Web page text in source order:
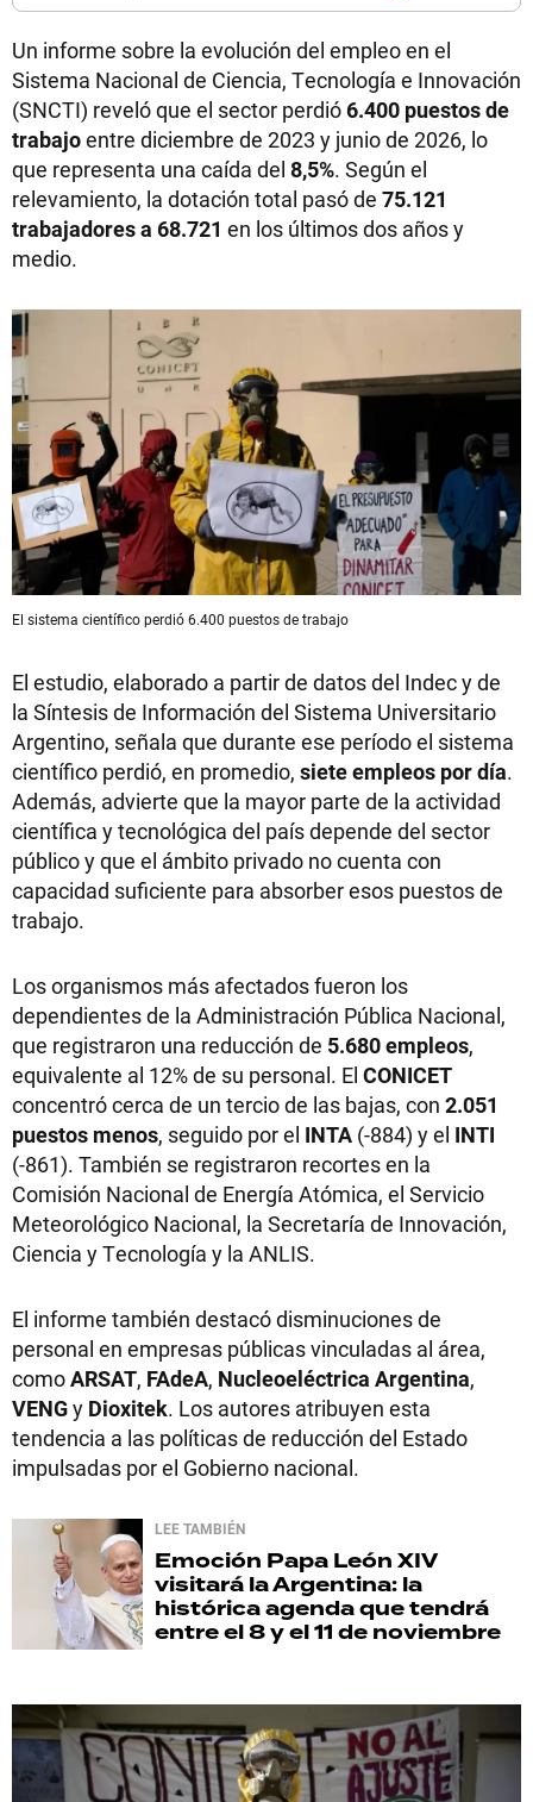
Un informe sobre la evolución del empleo en el
Sistema Nacional de Ciencia, Tecnología e Innovación
(SNCTI) reveló que el sector perdió6.400 puestos de
trabajoentre diciembre de 2023 y junio de 2026, lo
que representa una caída del 8,5%. Según el
relevamiento, la dotación total pasó de 75.121
trabajadores a 68.721 en los últimos dos años y
medio.
El sistema científico perdió 6.400 puestos de trabajo
El estudio, elaborado a partir de datos del Indec y de
la Síntesis de Información del Sistema Universitario
Argentino, señala que durante ese período el sistema
científico perdió, en promedio, siete empleos por día.
Además, advierte que la mayor parte de la actividad
científica y tecnológica del país depende del sector
público y que el ámbito privado no cuenta con
capacidad suficiente para absorber esos puestos de
trabajo.
Los organismos más afectados fueron los
dependientes de la Administración Pública Nacional,
que registraron una reducción de 5.680 empleos,
equivalente al 12% de su personal. El CONICET
concentró cerca de un tercio de las bajas, con 2.051
puestos menos, seguido por el INTA (-884) y el INTI
(-861). También se registraron recortes en la
Comisión Nacional de Energía Atómica, el Servicio
Meteorológico Nacional, la Secretaría de Innovación,
Ciencia y Tecnología y la ANLIS.
El informe también destacó disminuciones de
personal en empresas públicas vinculadas al área,
comoARSAT, FAdeA, Nucleoeléctrica Argentina,
VENGy Dioxitek. Los autores atribuyen esta
tendencia a las políticas de reducción del Estado
impulsadas por el Gobierno nacional.
LEE TAMBIÉN
Emoción Papa León XIV
visitará la Argentina: la
histórica agenda que tendrá
entre el 8 y el 11 de noviembre